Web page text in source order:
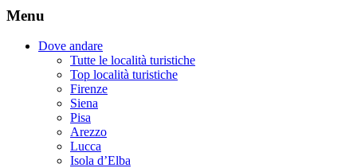
Menu
Dove andare
Tutte le località turistiche
Top località turistiche
Firenze
Siena
Pisa
Arezzo
Lucca
Isola d’Elba